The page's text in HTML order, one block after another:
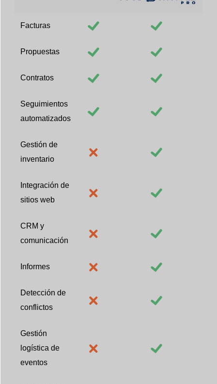
Facturas
Propuestas
Contratos
Seguimientos
automatizados
Gestión de
inventario
Integración de
sitios web
CRM y
comunicación
Informes
Detección de
conflictos
Gestión
logística de
eventos